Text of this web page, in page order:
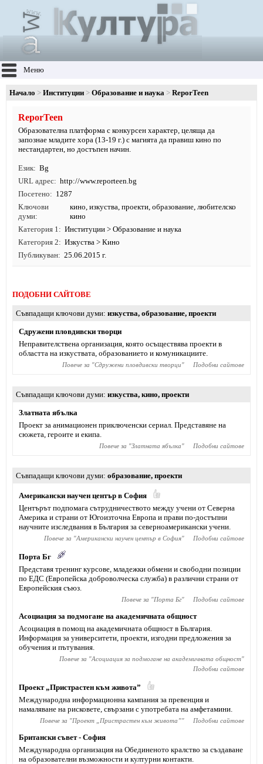
Меню
Начало Институции Образование и наука ReporTeen
ReporTeen
Образoвателна платформа с конкурсен характер, целяща да
запознае младите хора (13-19 г.) с магията да правиш кино по
нестандартен, но достъпен начин.
Език
Bg
URL адрес
http://www.reporteen.bg
Посетено
1287
Ключови
думи
кино,изкуства,проекти,образование, любителско
кино
Категория 1
Институции > Образование и наука
Категория 2
Изкуства > Кино
Публикуван
25.06.2015 г.
ПОДОБНИ САЙТОВЕ
Съвпадащи ключови думи изкуства, образование, проекти
Сдружени пловдивски творци
Неправителствена организация, която осъществява проекти в
областта на изкуствата, образованието и комуникациите.
Повече за "Сдружени пловдивски творци" Подобни сайтове
Съвпадащи ключови думи изкуства, кино, проекти
Златната ябълка
Проект за анимационен приключенски сериал. Представяне на
сюжета, героите и екипа.
Повече за "Златната ябълка" Подобни сайтове
Съвпадащи ключови думи образование, проекти
Американски научен център в София
Центърът подпомага сътрудничеството между учени от Северна
Америка и страни от Югоизточна Европа и прави по-достъпни
научните изследвания в България за северноамерикански учени.
Повече за "Американски научен център в София" Подобни сайтове
Порта Бг
Представя тренинг курсове, младежки обмени и свободни позиции
по ЕДС (Европейска доброволческа служба) в различни страни от
Европейския съюз.
Повече за "Порта Бг" Подобни сайтове
Асоциация за подмогане на академичната общност
Асоциация в помощ на академичната общност в България.
Информация за университети, проекти, изгодни предложения за
обучения и пътувания.
Повече за "Асоциация за подмогане на академичната общност"
Подобни сайтове
Проект „Пристрастен към живота”
Международна информационна кампания за превенция и
намаляване на рисковете, свързани с употребата на амфетамини.
Повече за "Проект „Пристрастен към живота”" Подобни сайтове
Британски съвет - София
Международна организация на Обединеното кралство за създаване
на образователни възможности и културни контакти.